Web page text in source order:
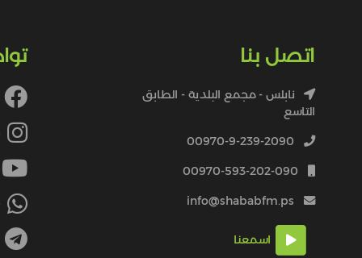
اتصل بنا
نابلس - مجمع البلدية - الطابق
التاسع
00970-9-239-2090
00970-593-202-090
info@shababfm.ps
اسمعنا